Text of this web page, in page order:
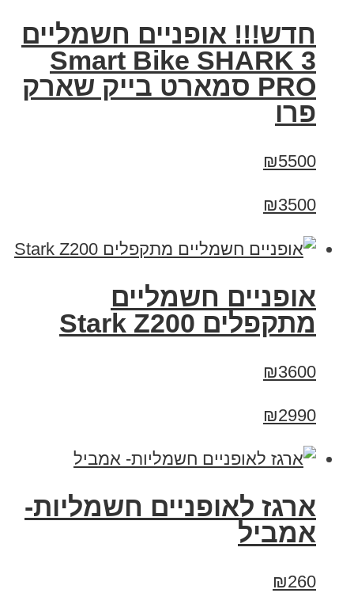
חדש!!! אופניים חשמליים
Smart Bike SHARK 3
PRO סמארט בייק שארק
פרו
₪5500
₪3500
‏אופניים חשמליים
‏מתקפלים Stark Z200
₪3600
₪2990
ארגז לאופניים חשמליות-
אמביל
₪260